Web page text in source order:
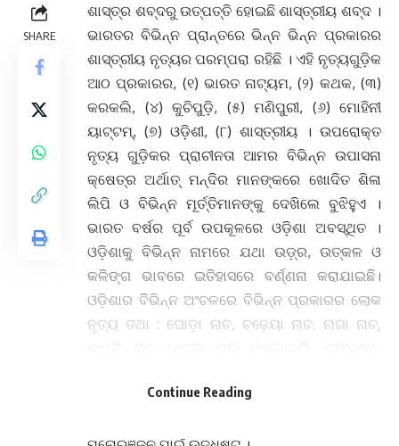
SHARE
ଶାସ୍ତ୍ର ଶବ୍ଦରୁ ଉତ୍ପତ୍ତି ହୋଇଛି ଶାସ୍ତ୍ରୀୟ ଶବ୍ଦ ।
ଭାରତର ବିଭିନ୍ନ ପ୍ରାନ୍ତରେ ଭିନ୍ନ ଭିନ୍ନ ପ୍ରକାରର
ଶାସ୍ତ୍ରୀୟ ନୃତ୍ୟର ପରମ୍ପରା ରହିଛି । ଏହି ନୃତ୍ୟଗୁଡ଼ିକ
ଆଠ ପ୍ରକାରର, (୧) ଭାରତ ନାଟ୍ୟମ, (୨) କଥକ, (୩)
କରକଲି, (୪) କୁଚିପୁଡ଼ି, (୫) ମଣିପୁରୀ, (୬) ମୋହିନୀ
ୟାଟ୍ଟମ୍, (୭) ଓଡ଼ିଶୀ, (୮) ଶାସ୍ତ୍ରୀୟ । ଉପରୋକ୍ତ
ନୃତ୍ୟ ଗୁଡ଼ିକର ପ୍ରାଚୀନତା ଆମର ବିଭିନ୍ନ ଉପାସନା
କ୍ଷେତ୍ର ଅର୍ଥାତ୍ ମନ୍ଦିର ମାନଙ୍କରେ ଖୋଦିତ ଶିଳା
ଲିପି ଓ ବିଭିନ୍ନ ମୂର୍ତ୍ତିମାନଙ୍କୁ ଦେଖିଲେ ବୁଝିହୁଏ ।
ଭାରତ ବର୍ଷର ପୂର୍ବ ଉପକୂଳରେ ଓଡ଼ିଶା ଅବସ୍ଥିତ ।
ଓଡ଼ିଶାକୁ ବିଭିନ୍ନ ନାମରେ ଯଥା ଉଡ଼୍ର, ଉତ୍କଳ ଓ
କଳିଙ୍ଗ ଭାବରେ ଇତିହାସରେ ବର୍ଣ୍ଣନା କରାଯାଇଛି।
ଓଡ଼ିଶାର ବିିଭିନ୍ନ ଅଂଚଳରେ ବିଭିନ୍ନ ପ୍ରକାରର ଲୋକ
ନୃତ୍ୟ ତଥା : ଘୋଡ଼ା ନାଚ, ଚଢ଼େୟା ନାଚ, ନାଗା ନାଚ୍,
ଆଦିବାସୀ ନୃତ୍ୟ ଯଥା : ଦେଶୀଆ, ଗଡ଼ବା, କନ୍ଧ ନାଚ,
Continue Reading